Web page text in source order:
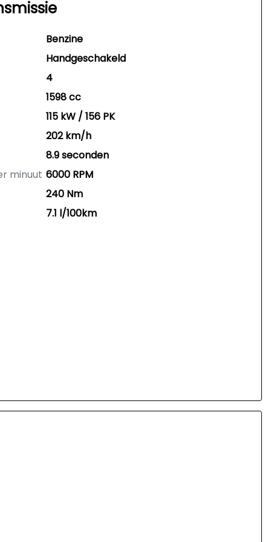
Benzine
Handgeschakeld
4
1598 cc
115 kW / 156 PK
202 km/h
8.9 seconden
minuut 6000 RPM
240 Nm
7.1 l/100km